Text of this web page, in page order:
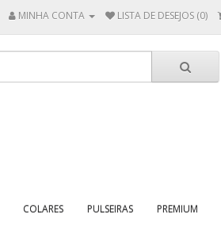
MINHA CONTA LISTA DE DESEJOS (0)
COLARES PULSEIRAS PREMIUM